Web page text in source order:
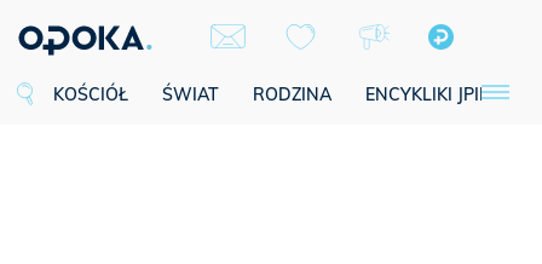
KOŚCIÓŁ ŚWIAT RODZINA ENCYKLIKI JPII